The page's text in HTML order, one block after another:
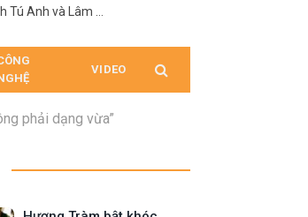
VIDEO
phải dạng vừa”